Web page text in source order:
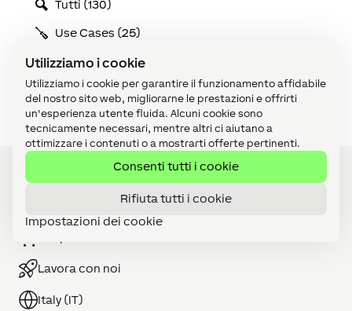
Utilizziamo i cookie
Utilizziamo i cookie per garantire il funzionamento affidabile
del nostro sito web, migliorarne le prestazioni e offrirti
un'esperienza utente fluida. Alcuni cookie sono
tecnicamente necessari, mentre altri ci aiutano a
ottimizzare i contenuti o a mostrarti offerte pertinenti.
Consenti tutti i cookie
Rifiuta tutti i cookie
Impostazioni dei cookie
Tutti (130)
Use Cases (25)
Video tutorial (1)
Visualizzazione (1)
Diventa Partner
Lavora con noi
Italy (IT)